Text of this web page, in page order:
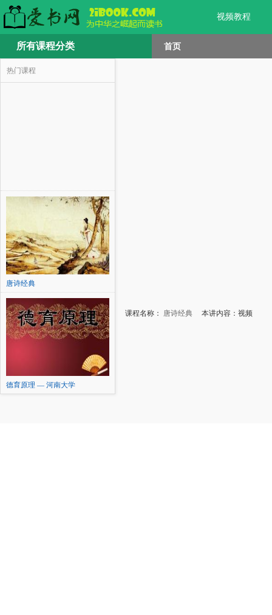
视频教程
所有课程分类 首页
热门课程
唐诗经典
德育原理 — 河南大学
课程名称： 唐诗经典 本讲内容：视频